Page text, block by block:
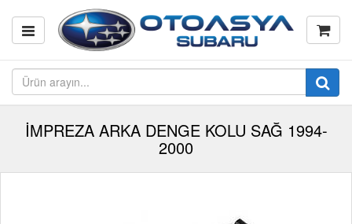
İMPREZA ARKA DENGE KOLU SAĞ 1994-
2000